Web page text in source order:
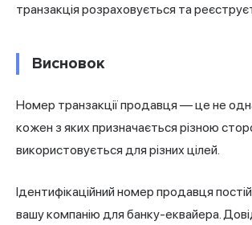
транзакція розраховується та
Висновок
Номер транзакції продавця — це не
кожен з яких призначається різною
використовується для різних цілей.
Ідентифікаційний номер продавця
вашу компанію для банку-еквайера.